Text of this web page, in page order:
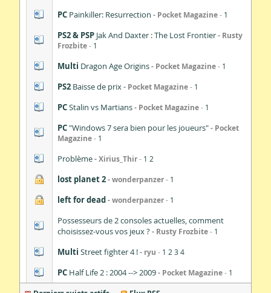
PC Painkiller: Resurrection Pocket Magazine 1
PS2 & PSP Jak And Daxter : The Lost Frontier
Rusty
Frozbite
1
Multi Dragon Age Origins Pocket Magazine 1
PS2 Baisse de prix Pocket Magazine 1
PCStalin vs Martians Pocket Magazine 1
PC"Windows 7 sera bien pour les joueurs"
Pocket
Magazine
1
Problème Xirius_Thir 1 2
lost planet 2 wonderpanzer 1
left for dead wonderpanzer 1
Possesseurs de 2 consoles actuelles, comment
choisissez-vous vos jeux ?
Rusty Frozbite 1
Multi Street fighter 4 ! ryu 1 2 34
PC Half Life 2 : 2004 --> 2009 Pocket Magazine 1